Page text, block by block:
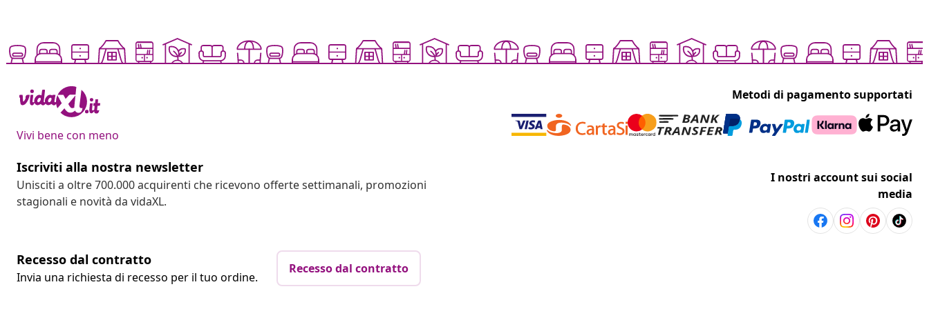
Vivi bene con meno
Metodi di pagamento supportati
Iscriviti alla nostra newsletter
Unisciti a oltre 700.000 acquirenti che ricevono offerte settimanali, promozioni
stagionali e novità da vidaXL.
I nostri account sui social
media
Recesso dal contratto
Invia una richiesta di recesso per il tuo ordine.
Recesso dal contratto